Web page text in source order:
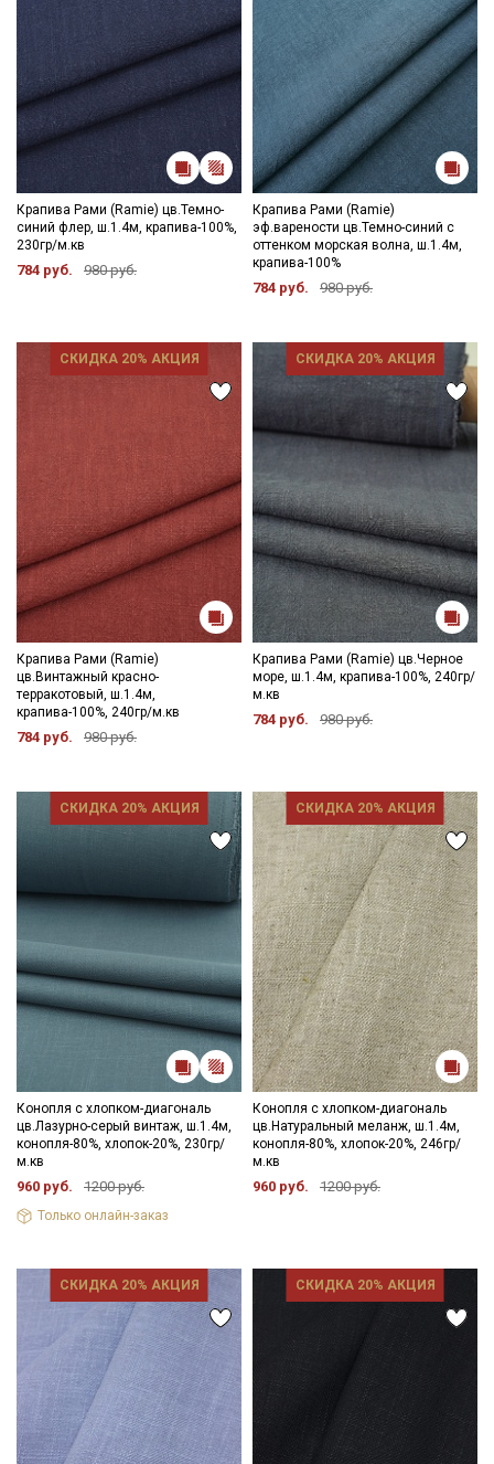
Крапива Рами (Ramie) цв.Темно-
синий флер, ш.1.4м, крапива-100%,
230гр/м.кв
784 руб. 980 руб.
Крапива Рами (Ramie)
эф.варености цв.Темно-синий с
оттенком морская волна, ш.1.4м,
крапива-100%
784 руб. 980 руб.
СКИДКА 20% АКЦИЯ
Крапива Рами (Ramie)
цв.Винтажный красно-
терракотовый, ш.1.4м,
крапива-100%, 240гр/м.кв
784 руб. 980 руб.
СКИДКА 20% АКЦИЯ
Крапива Рами (Ramie) цв.Черное
море, ш.1.4м, крапива-100%, 240гр/
м.кв
784 руб. 980 руб.
СКИДКА 20% АКЦИЯ
Конопля с хлопком-диагональ
цв.Лазурно-серый винтаж, ш.1.4м,
конопля-80%, хлопок-20%, 230гр/
м.кв
960 руб. 1200 руб.
Только онлайн-заказ
СКИДКА 20% АКЦИЯ
Конопля с хлопком-диагональ
цв.Натуральный меланж, ш.1.4м,
конопля-80%, хлопок-20%, 246гр/
м.кв
960 руб. 1200 руб.
СКИДКА 20% АКЦИЯ СКИДКА 20% АКЦИЯ
Подписаться
Ознакомлен(а) с Политикой обработки персональных
данных
и даюСогласие на обработку персональных
данных
Согласие на получение рекламных и
информационных рассылок